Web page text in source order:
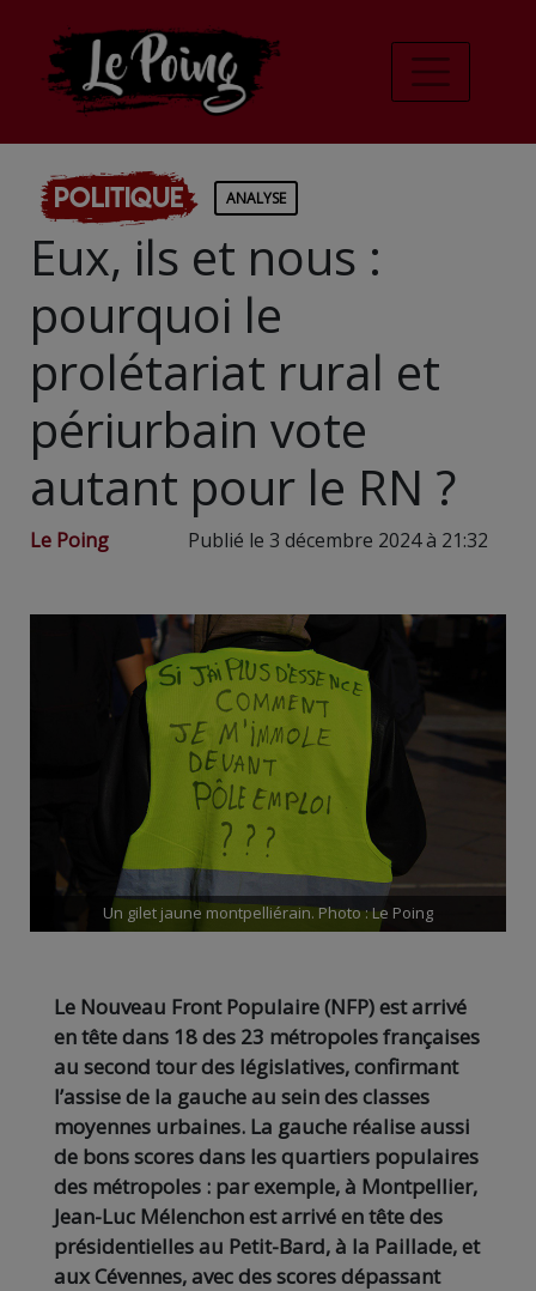
Politique ANALYSE
Eux, ils et nous :
pourquoi le
prolétariat rural et
périurbain vote
autant pour le RN ?
Le Poing Publié le 3 décembre 2024 à 21:32
Un gilet jaune montpelliérain. Photo : Le Poing
Le Nouveau Front Populaire (NFP) est arrivé
en tête dans 18 des 23 métropoles françaises
au second tour des législatives, confirmant
l’assise de la gauche au sein des classes
moyennes urbaines. La gauche réalise aussi
de bons scores dans les quartiers populaires
des métropoles : par exemple, à Montpellier,
Jean-Luc Mélenchon est arrivé en tête des
présidentielles au Petit-Bard, à la Paillade, et
aux Cévennes, avec des scores dépassant